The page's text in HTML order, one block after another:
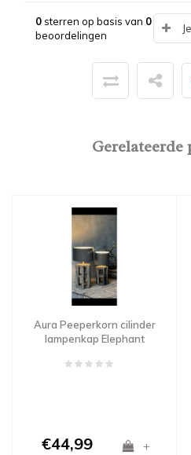
0sterren op basis van 0
beoordelingen
Gerelateerde
Aura Peeperkorn cilinder
lampenkap Elephant
€44,99 +